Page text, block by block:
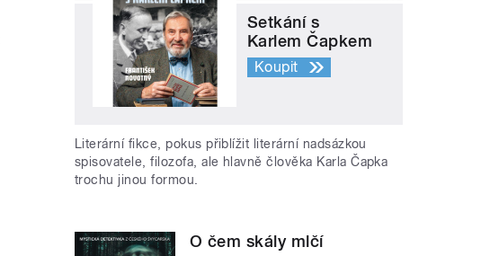
Setkání s
Karlem Čapkem
Koupit
Literární fikce, pokus přiblížit literární nadsázkou
spisovatele, filozofa, ale hlavně člověka Karla Čapka
trochu jinou formou.
O čem skály mlčí